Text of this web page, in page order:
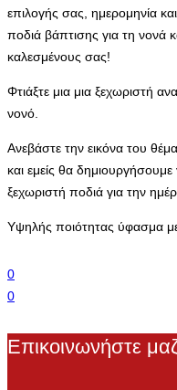
επιλογής σας, ημερομηνία
ποδιά βάπτισης για τη νονά
καλεσμένους σας!
Φτιάξτε μια μια ξεχωριστή
νονό.
Ανεβάστε την εικόνα του
και εμείς θα δημιουργήσουμε
ξεχωριστή ποδιά για την
Υψηλής ποιότητας ύφασμα
0
0
Επικοινωνήστε